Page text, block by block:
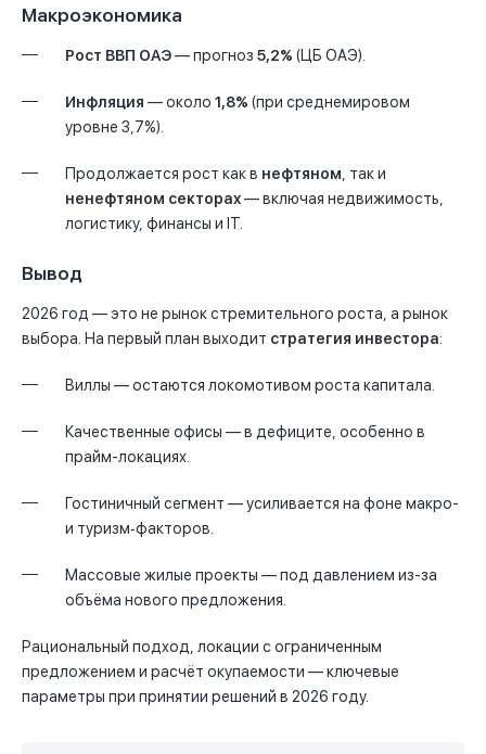
Макроэкономика
Рост ВВП ОАЭ— прогноз 5,2% (ЦБ ОАЭ).
Инфляция — около 1,8% (при среднемировом
уровне 3,7%).
Продолжается рост как в нефтяном , так и
ненефтяном секторах— включая недвижимость,
логистику, финансы и IT.
Вывод
2026 год — это не рынок стремительного роста, а рынок
выбора. На первый план выходит стратегия инвестора:
Виллы — остаются локомотивом роста капитала.
Качественные офисы — в дефиците, особенно в
прайм-локациях.
Гостиничный сегмент — усиливается на фоне макро-
и туризм‑факторов.
Массовые жилые проекты — под давлением из-за
объёма нового предложения.
Рациональный подход, локации с ограниченным
предложением и расчёт окупаемости — ключевые
параметры при принятии решений в 2026 году.